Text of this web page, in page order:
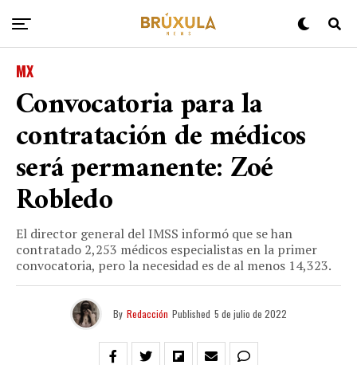
MX
Convocatoria para la
contratación de médicos
será permanente: Zoé
Robledo
El director general del IMSS informó que se han
contratado 2,253 médicos especialistas en la primer
convocatoria, pero la necesidad es de al menos 14,323.
By Redacción Published 5 de julio de 2022